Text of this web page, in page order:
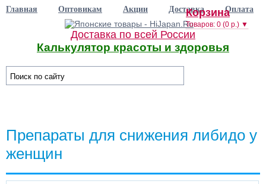
Главная Оптовикам Акции Доставка Оплата
Доставка по всей России
Корзина
Товаров: 0 (0 р.) ▼
Калькулятор красоты и здоровья
Препараты для снижения либидо у
женщин